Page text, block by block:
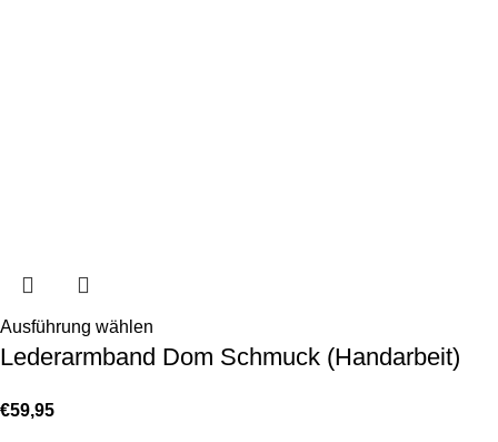
Ausführung wählen
Lederarmband Dom Schmuck (Handarbeit)
€59,95